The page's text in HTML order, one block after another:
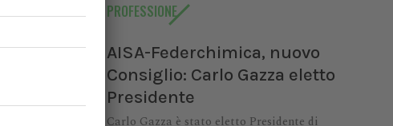
PROFESSIONE
AISA-Federchimica, nuovo
Consiglio: Carlo Gazza eletto
Presidente
Carlo Gazza è stato eletto Presidente di